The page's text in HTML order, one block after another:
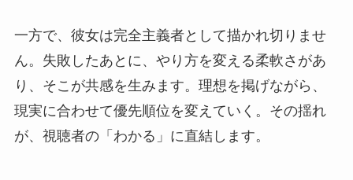
一方で、彼女は完全主義者として描かれ切りませ
ん。失敗したあとに、やり方を変える柔軟さがあ
り、そこが共感を生みます。理想を掲げながら、
現実に合わせて優先順位を変えていく。その揺れ
が、視聴者の「わかる」に直結します。